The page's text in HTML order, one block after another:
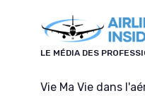
LE MÉDIA DES
Vie Ma Vie dans